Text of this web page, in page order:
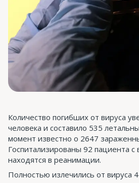
Количество погибших от вируса
человека и составило 535
момент известно о 2647
Госпитализированы 92 пациента с
находятся в реанимации.
Полностью излечились от вируса